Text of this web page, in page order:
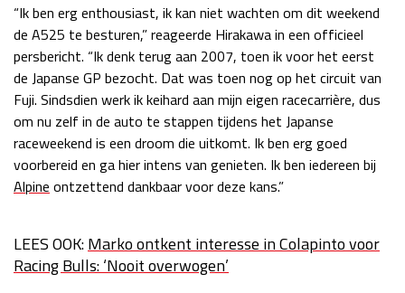
GP QATAR 2026 27 - 29 nov
Kwalificatie
za 19:00 - 20:00
Race
zo 17:00 - 19:00
“Ik ben erg enthousiast, ik kan niet wachten om dit weekend
de A525 te besturen,” reageerde Hirakawa in een officieel
persbericht. “Ik denk terug aan 2007, toen ik voor het eerst
de Japanse GP bezocht. Dat was toen nog op het circuit van
Fuji. Sindsdien werk ik keihard aan mijn eigen racecarrière, dus
om nu zelf in de auto te stappen tijdens het Japanse
raceweekend is een droom die uitkomt. Ik ben erg goed
voorbereid en ga hier intens van genieten. Ik ben iedereen bij
Alpine ontzettend dankbaar voor deze kans.”
LEES OOK:Marko ontkent interesse in Colapinto voor
Racing Bulls: ‘Nooit overwogen’